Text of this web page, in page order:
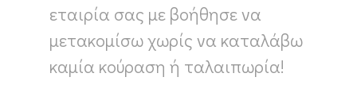
εταιρία σας με βοήθησε να
μετακομίσω χωρίς να καταλάβω
καμία κούραση ή ταλαιπωρία!